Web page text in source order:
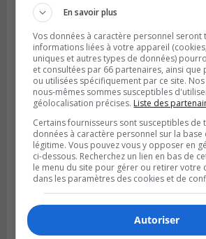
LONGUEUIL
Publié le 5 août 2026 à 13h50
Le Mois de l’archéologie bat
la Rive-Sud de Montréal
En savoir plus
Vos données à caractère personnel seront
informations liées à votre appareil
uniques et autres types de données)
et consultées par 66 partenaires, ainsi que
ou utilisées spécifiquement par ce site.
nous-mêmes sommes susceptibles
géolocalisation précises. Liste des
Certains fournisseurs sont susceptibles de
données à caractère personnel sur la
légitime. Vous pouvez vous y opposer en
ci-dessous. Recherchez un lien en bas de
le menu du site pour gérer ou retirer votre
dans les paramètres des cookies et de
Autoriser